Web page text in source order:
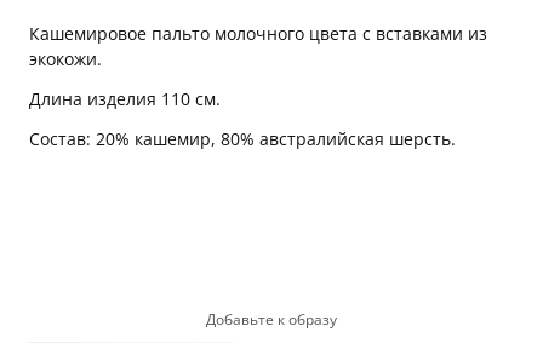
Кашемировое пальто молочного цвета с вставками из
экокожи.
Длина изделия 110 см.
Состав: 20% кашемир, 80% австралийская шерсть.
Добавьте к образу